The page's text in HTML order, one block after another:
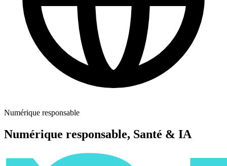
Numérique responsable
Numérique responsable, Santé & IA